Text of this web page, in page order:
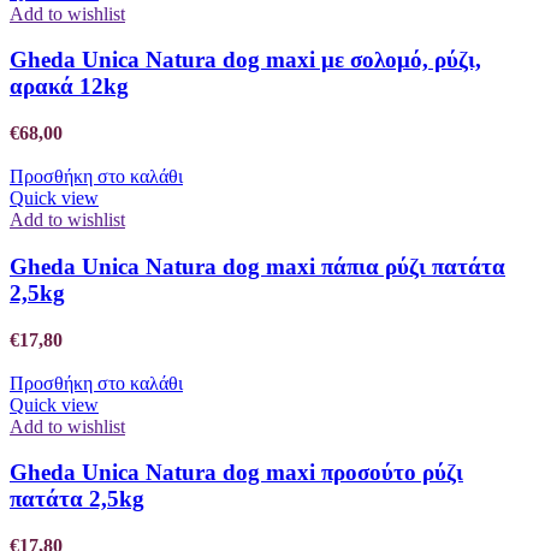
Add to wishlist
Gheda Unica Natura dog maxi με σολομό, ρύζι,
αρακά 12kg
€68,00
Προσθήκη στο καλάθι
Quick view
Add to wishlist
Gheda Unica Natura dog maxi πάπια ρύζι πατάτα
2,5kg
€17,80
Προσθήκη στο καλάθι
Quick view
Add to wishlist
Gheda Unica Natura dog maxi προσούτο ρύζι
πατάτα 2,5kg
€17,80